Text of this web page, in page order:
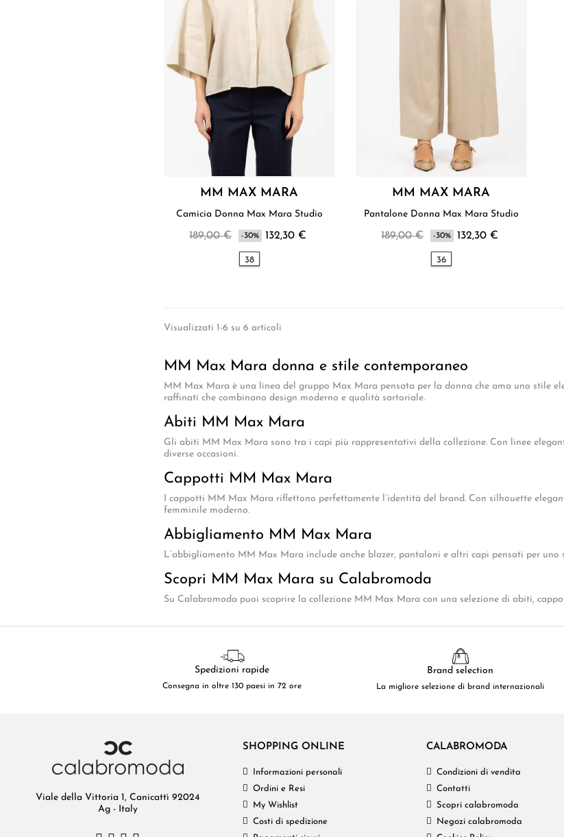
MM MAX MARA
Camicia Donna Max Mara Studio
189,00 € -30% 132,30 €
38
MM MAX MARA
Pantalone Donna Max Mara Studio
189,00 € -30% 132,30 €
36
Visualizzati 1-6 su 6 articoli
MM Max Mara donna e stile contemporaneo
MM Max Mara è una linea del gruppo Max Mara pensata per la donna che ama uno stile
raffinati che combinano design moderno e qualità sartoriale.
Abiti MM Max Mara
Gli abiti MM Max Mara sono tra i capi più rappresentativi della collezione. Con linee
diverse occasioni.
Cappotti MM Max Mara
I cappotti MM Max Mara riflettono perfettamente l’identità del brand. Con silhouette
femminile moderno.
Abbigliamento MM Max Mara
L’abbigliamento MM Max Mara include anche blazer, pantaloni e altri capi pensati per uno
Scopri MM Max Mara su Calabromoda
Su Calabromoda puoi scoprire la collezione MM Max Mara con una selezione di abiti,
Spedizioni rapide
Consegna in oltre 130 paesi in 72 ore
Brand selection
La migliore selezione di brand internazionali
Viale della Vittoria 1, Canicattì 92024
Ag - Italy
SHOPPING ONLINE
Informazioni personali
Ordini e Resi
My Wishlist
Costi di spedizione
CALABROMODA
Condizioni di vendita
Contatti
Scopri calabromoda
Negozi calabromoda